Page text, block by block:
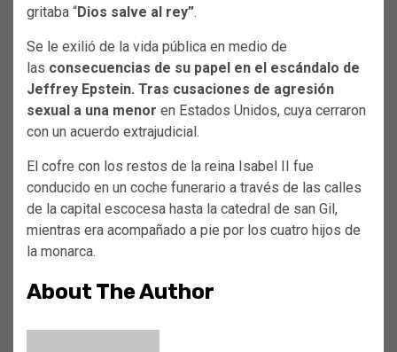
gritaba “Dios salve al rey”.
Se le exilió de la vida pública en medio de
las consecuencias de su papel en el escándalo de
Jeffrey Epstein. Tras cusaciones de agresión
sexual a una menor en Estados Unidos, cuya cerraron
con un acuerdo extrajudicial.
El cofre con los restos de la reina Isabel II fue
conducido en un coche funerario a través de las calles
de la capital escocesa hasta la catedral de san Gil,
mientras era acompañado a pie por los cuatro hijos de
la monarca.
About The Author